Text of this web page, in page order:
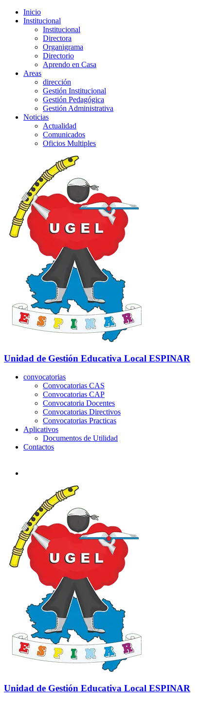
Inicio
Institucional
Institucional
Directora
Organigrama
Directorio
Aprendo en Casa
Areas
dirección
Gestión Institucional
Gestión Pedagógica
Gestión Administrativa
Noticias
Actualidad
Comunicados
Oficios Multiples
Unidad de Gestión Educativa Local ESPINAR
convocatorias
Convocatorias CAS
Convocatorias CAP
Convocatoria Docentes
Convocatorias Directivos
Convocatorias Practicas
Aplicativos
Documentos de Utilidad
Contactos
Unidad de Gestión Educativa Local ESPINAR